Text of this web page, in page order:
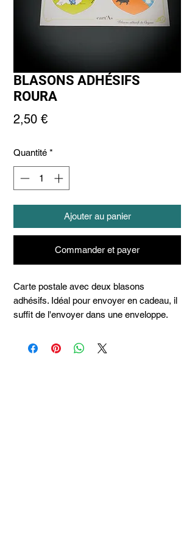
BLASONS ADHÉSIFS
ROURA
2,50 €Prix
Quantité *
Ajouter au panier
Commander et payer
Carte postale avec deux blasons
adhésifs. Idéal pour envoyer en cadeau, il
suffit de l'envoyer dans une enveloppe.